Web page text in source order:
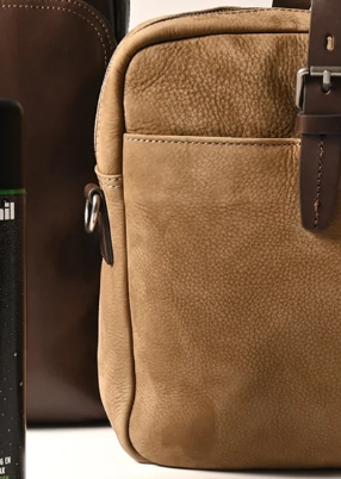
protection RFID pour protéger vos
exclusif et intemporel.